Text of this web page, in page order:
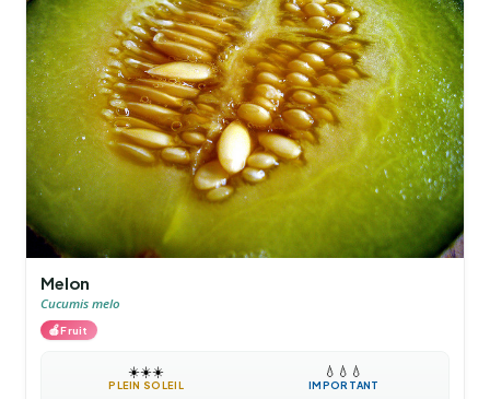
Melon
Cucumis melo
🍎Fruit
☀️☀️☀️
PLEIN SOLEIL
💧 💧 💧
IMPORTANT